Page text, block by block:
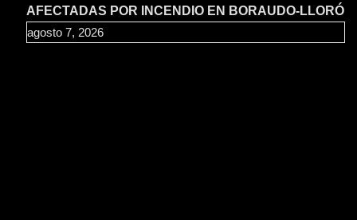
AFECTADAS POR INCENDIO EN BORAUDO-LLORÓ
agosto 7, 2026